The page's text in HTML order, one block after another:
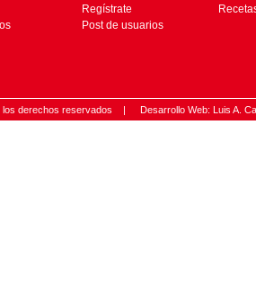
Regístrate
Post de usuarios
los derechos reservados | Desarrollo Web: Luis